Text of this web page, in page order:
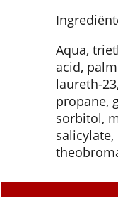
Aqua,
acid,
laureth-
propane,
sorbitol,